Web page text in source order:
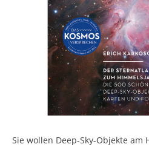
Sie wollen Deep-Sky-Objekte